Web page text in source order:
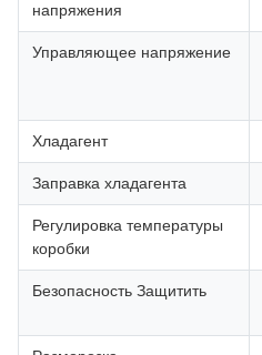
напряжения
Управляющее напряжение
Хладагент
Заправка хладагента
Регулировка температуры
коробки
Безопасность Защитить